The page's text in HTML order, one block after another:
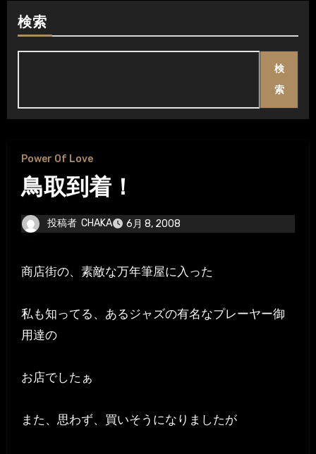
検索
検
索
Power Of Love
鳥取到着！
投稿者 CHAKA 6月 8, 2008
商店街の、素敵な万年筆屋に入った
私も知ってる、あるジャズの有名なプレーヤー御
用達の
お店でしたぁ
また、思わず、買いそうになりましたが